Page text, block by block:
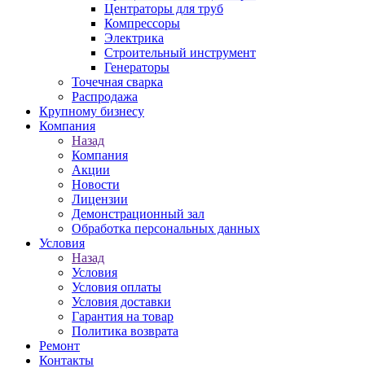
Центраторы для труб
Компрессоры
Электрика
Строительный инструмент
Генераторы
Точечная сварка
Распродажа
Крупному бизнесу
Компания
Назад
Компания
Акции
Новости
Лицензии
Демонстрационный зал
Обработка персональных данных
Условия
Назад
Условия
Условия оплаты
Условия доставки
Гарантия на товар
Политика возврата
Ремонт
Контакты